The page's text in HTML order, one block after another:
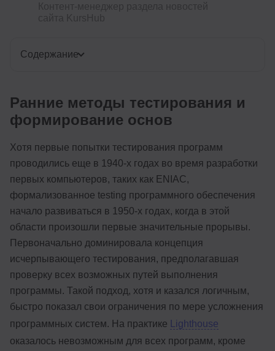
Содержание
Ранние методы тестирования и
формирование основ
Хотя первые попытки тестирования программ
проводились еще в 1940-х годах во время разработки
первых компьютеров, таких как ENIAC,
формализованное testing программного обеспечения
начало развиваться в 1950-х годах, когда в этой
области произошли первые значительные прорывы.
Первоначально доминировала концепция
исчерпывающего тестирования, предполагавшая
проверку всех возможных путей выполнения
программы. Такой подход, хотя и казался логичным,
быстро показал свои ограничения по мере усложнения
программных систем. На практике
Lighthouse
оказалось невозможным для всех программ, кроме